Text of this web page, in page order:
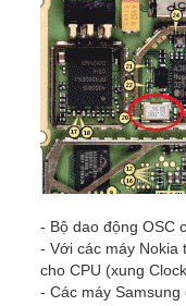
- Bộ dao động OSC
- Với các máy Nokia
cho CPU (xung
- Các máy